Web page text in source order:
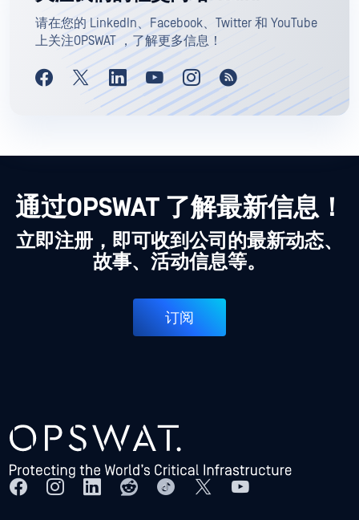
请在您的 LinkedIn、Facebook、Twitter 和 YouTube
上关注OPSWAT ，了解更多信息！
通过OPSWAT 了解最新信息！
立即注册，即可收到公司的最新动态、
故事、活动信息等。
订阅